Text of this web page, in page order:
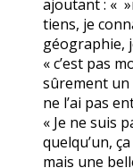
ajoutant : «
tiens, je
géographie,
« c’est pas
sûrement un
ne l’ai pas
« Je ne suis
quelqu’un,
mais une